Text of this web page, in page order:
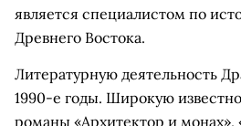
является специалистом по
Древнего Востока.
Литературную деятельность
1990-е годы. Широкую
романы «Архитектор и